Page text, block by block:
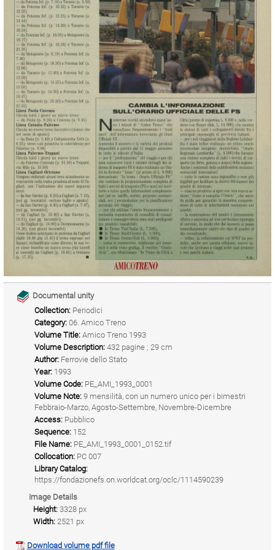
Documental unity
Collection: Periodici
Category: 06. Amico Treno
Volume Title: Amico Treno 1993
Volume Description: 432 pagine ; 29 cm
Author: Ferrovie dello Stato
Year: 1993
Volume Code: PE_AMI_1993_0001
Volume Note: 9 mensilità, con un numero unico per i bimestri
Febbraio-Marzo, Agosto-Settembre, Novembre-Dicembre
Access: Pubblico
Sequence: 152
File Name: PE_AMI_1993_0001_0152.tif
Collocation: PC 007
Library Catalog:
https://fondazionefs.on.worldcat.org/oclc/1114590239
Image Details
Height: 3328 px
Width: 2521 px
Download volume pdf file